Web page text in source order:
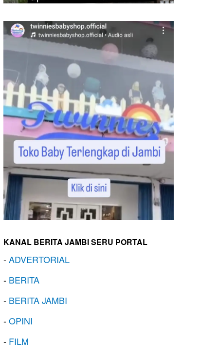
KANAL BERITA JAMBI SERU PORTAL
-ADVERTORIAL
- BERITA
- BERITA JAMBI
-OPINI
- FILM